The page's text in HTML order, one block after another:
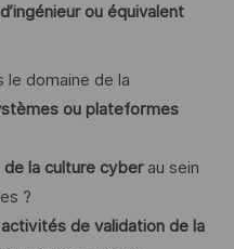
ou équivalent
le domaine de la
ou plateformes
la culture cyberau sein
?
activités de validation de la